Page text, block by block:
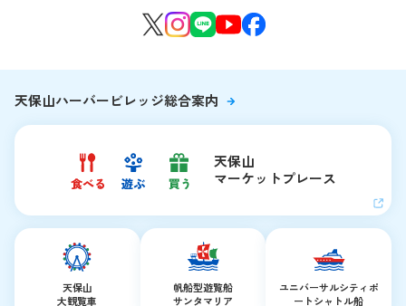
生きものたちのお食事タイム
天保山ハーバービレッジ総合案内
天保山
マーケットプレース
天保山
大観覧車
帆船型遊覧船
サンタマリア
ユニバーサルシティ ポ
ートシャトル船